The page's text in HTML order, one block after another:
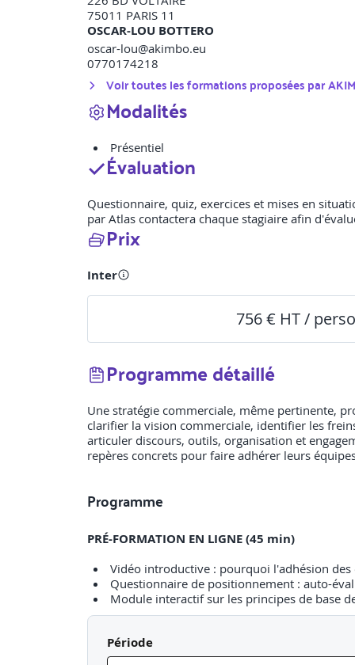
75011 PARIS 11
OSCAR-LOU BOTTERO
oscar-lou@akimbo.eu
0770174218
Voir toutes les formations proposées par
Modalités
Présentiel
Évaluation
Questionnaire, quiz, exercices et mises en
par Atlas contactera chaque stagiaire afin
Prix
Inter
756 € HT /
Programme détaillé
Une stratégie commerciale, même pertinente,
clarifier la vision commerciale, identifier les
articuler discours, outils, organisation et
repères concrets pour faire adhérer leurs
Programme
PRÉ-FORMATION EN LIGNE (45 min)
Vidéo introductive : pourquoi l'adhésion
Questionnaire de positionnement : auto-
Module interactif sur les principes de base
Comprendre les mécanismes d'adhésion et
Période